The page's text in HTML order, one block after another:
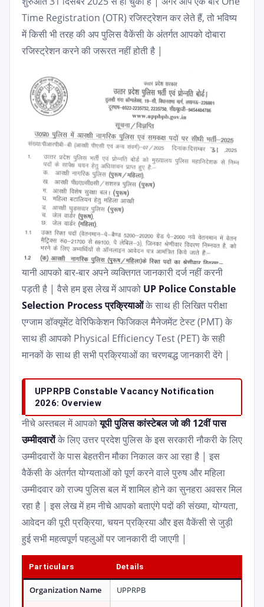
Time Registration (OTR) रजिस्ट्रेशन कर लेते हैं, तो भविष्य
में किसी भी तरह की अप पुलिस वैकेंसी के अंतर्गत आपको दोबारा
रजिस्ट्रेशन करने की जरूरत नहीं होती है |
यानी आपको बार-बार अपने व्यक्तिगत जानकारी दर्ज नहीं करनी
पड़ती है | वैसे हम इस लेख में आपको UP Police Constable
Selection Process प्रक्रियाओंके साथ ही लिखित परीक्षा
एग्जाम डॉक्यूमेंट वेरिफिकेशन फिजिकल मैनेजमेंट टेस्ट (PMT) के
साथ ही आपको Physical Efficiency Test (PET) के सही
मानकों के साथ ही सभी प्रक्रियाओं का चरणबद्ध जानकारी देंगे |
UPPRPB Constable Vacancy Notification
2026: Overview
नीचे अस्तबल में आपकोयूपी पुलिस कांस्टेबल जो की 12वीं पास
उम्मीदवारोंके लिए उत्तर प्रदेश पुलिस के इस सरकारी नौकरी के लिए
उम्मीदवारों के पास बेहतरीन मौका निकाल कर आ रहा है | इस
वैकेंसी के अंतर्गत योग्यताओं को पूर्ण करने वाले पुरुष और महिला
उम्मीदवार को राज्य पुलिस बल में शामिल होने का सुनहरा अवसर मिल
रहा है | इस लेख में हम नीचे आपको बताएंगे पदों की संख्या, योग्यता,
आवेदन की पूरी प्रक्रिया, चयन प्रक्रिया और इस वैकेंसी से जुड़ी
हुई सभी महत्वपूर्ण पहलुओं पर जानकारी दी जाएगी |
Particulars Details
Organization Name
UPPRPB